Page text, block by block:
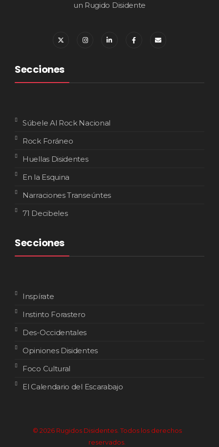
un Rugido Disidente
Secciones
Súbele Al Rock Nacional
Rock Foráneo
Huellas Disidentes
En la Esquina
Narraciones Transeúntes
71 Decibeles
Secciones
Inspírate
Instinto Forastero
Des-Occidentales
Opiniones Disidentes
Foco Cultural
El Calendario del Escarabajo
© 2026 Rugidos Disidentes. Todos los derechos
reservados.